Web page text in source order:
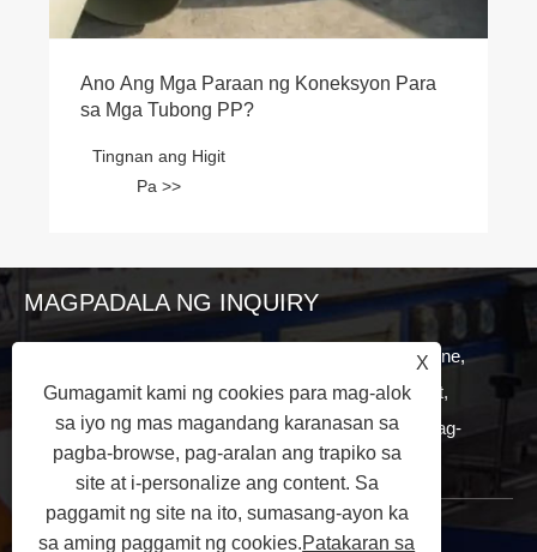
MAGPADALA NG INQUIRY
Para sa mga katanungan tungkol sa pipe production line,
board production line, profile production line o price list,
mangyaring iwan ang iyong email sa amin at makikipag-
ugnayan kami sa loob ng 24 na oras.
MAKIPAG-UGNAYAN SA AMIN
X
Gumagamit kami ng cookies para mag-alok
sa iyo ng mas magandang karanasan sa
pagba-browse, pag-aralan ang trapiko sa
site at i-personalize ang content. Sa
paggamit ng site na ito, sumasang-ayon ka
sa aming paggamit ng cookies.Patakaran sa